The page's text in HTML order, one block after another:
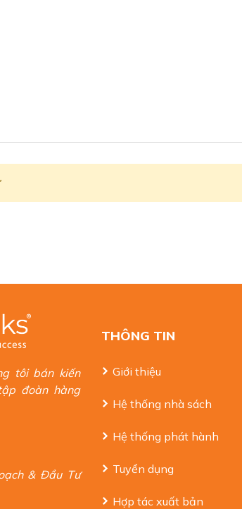
tôi bán kiến
đoàn hàng
& Đầu Tư
THÔNG TIN
Giới thiệu
Hệ thống nhà sách
Hệ thống phát hành
Tuyển dụng
Hợp tác xuất bản